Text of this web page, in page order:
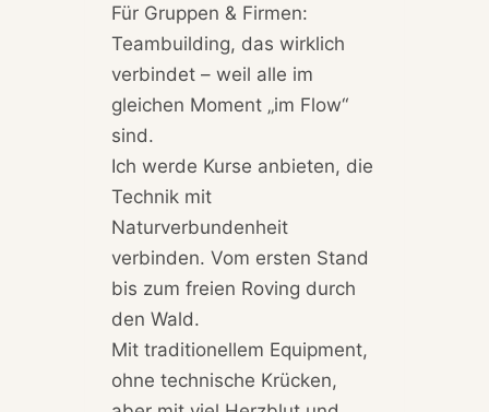
Für Gruppen & Firmen:
Teambuilding, das wirklich
verbindet – weil alle im
gleichen Moment „im Flow“
sind.
Ich werde Kurse anbieten, die
Technik mit
Naturverbundenheit
verbinden. Vom ersten Stand
bis zum freien Roving durch
den Wald.
Mit traditionellem Equipment,
ohne technische Krücken,